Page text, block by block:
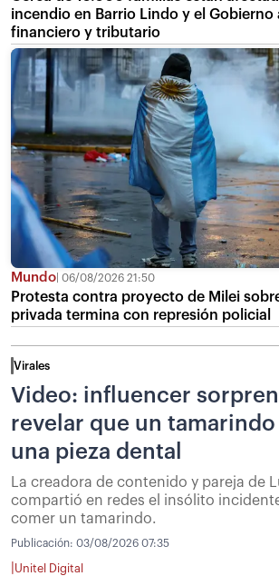
incendio en Barrio Lindo y el Gobierno
financiero y tributario
Mundo 06/08/2026 21:50
Protesta contra proyecto de Milei
privada termina con represión policial
Virales
Video: influencer
revelar que un
una pieza dental
La creadora de contenido y pareja de
compartió en redes el insólito
comer un tamarindo.
Publicación: 03/08/2026 07:35
Unitel Digital